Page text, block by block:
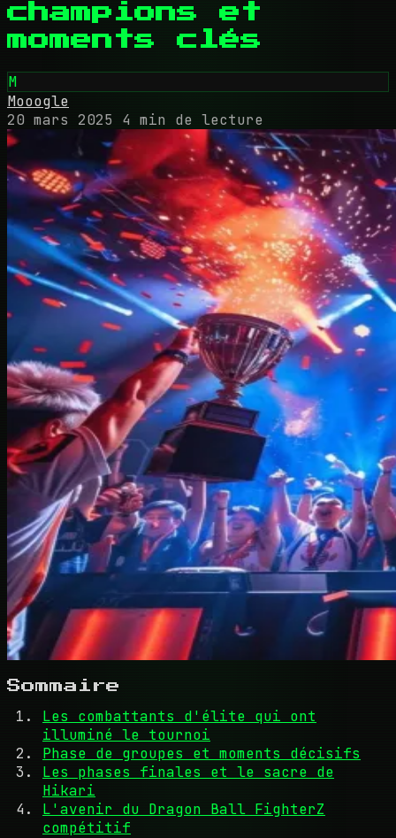
champions et
moments clés
M
Mooogle
20 mars 2025
4 min de lecture
Sommaire
Les combattants d'élite qui ont
illuminé le tournoi
Phase de groupes et moments décisifs
Les phases finales et le sacre de
Hikari
L'avenir du Dragon Ball FighterZ
compétitif